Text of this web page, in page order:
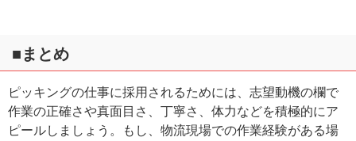
■まとめ
ピッキングの仕事に採用されるためには、志望動機の欄で
作業の正確さや真面目さ、丁寧さ、体力などを積極的にア
ピールしましょう。もし、物流現場での作業経験がある場